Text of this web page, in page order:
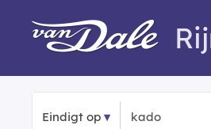
Eindigt op